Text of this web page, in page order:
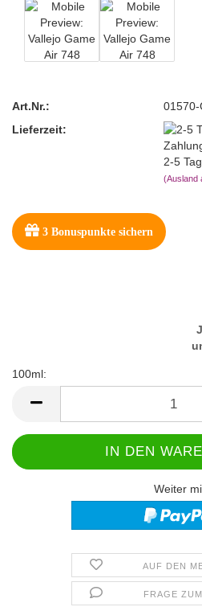
Art.Nr.:
01570-
Lieferzeit:
2-5
(Ausland
3 Bonuspunkte sichern
100ml:
Weiter
AUF DEN
FRAGE